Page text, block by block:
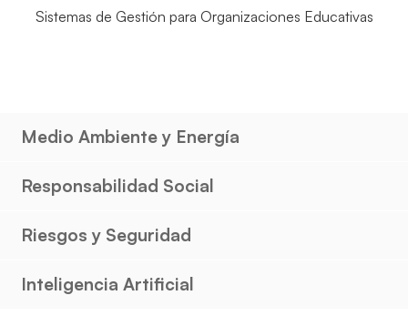
Sistemas de Gestión para Organizaciones Educativas
Medio Ambiente y Energía
Responsabilidad Social
Riesgos y Seguridad
Inteligencia Artificial